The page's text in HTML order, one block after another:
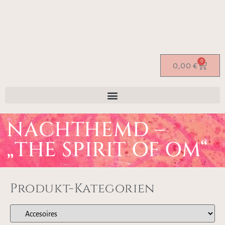
0,00 € 0
NACHTHEMD –
„THE SPIRIT OF OM“
Produkt-Kategorien